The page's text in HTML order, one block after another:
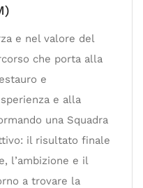
e nel valore del
che porta alla
e
e alla
una Squadra
il risultato finale
l’ambizione e il
a trovare la